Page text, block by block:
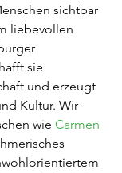
sichtbar
liebevollen
sie
und erzeugt
Kultur. Wir
wie Carmen